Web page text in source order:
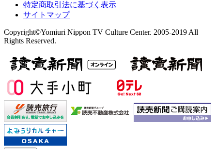
特定商取引法に基づく表示
サイトマップ
Copyright©Yomiuri Nippon TV Culture Center. 2005-2019 All
Rights Reserved.